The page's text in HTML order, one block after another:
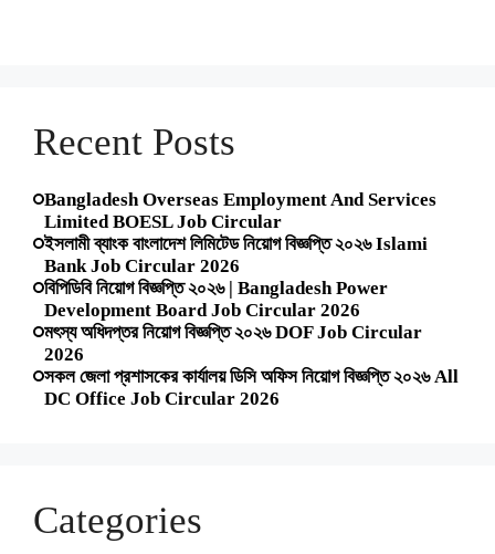
Recent Posts
Bangladesh Overseas Employment And Services
Limited BOESL Job Circular
ইসলামী ব্যাংক বাংলাদেশ লিমিটেড নিয়োগ বিজ্ঞপ্তি ২০২৬ Islami
Bank Job Circular 2026
বিপিডিবি নিয়োগ বিজ্ঞপ্তি ২০২৬ | Bangladesh Power
Development Board Job Circular 2026
মৎস্য অধিদপ্তর নিয়োগ বিজ্ঞপ্তি ২০২৬ DOF Job Circular
2026
সকল জেলা প্রশাসকের কার্যালয় ডিসি অফিস নিয়োগ বিজ্ঞপ্তি ২০২৬ All
DC Office Job Circular 2026
Categories